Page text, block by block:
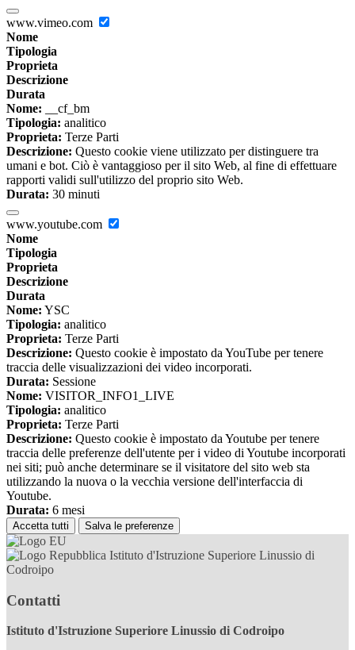
www.vimeo.com
Nome
Tipologia
Proprieta
Descrizione
Durata
Nome: __cf_bm
Tipologia: analitico
Proprieta: Terze Parti
Descrizione: Questo cookie viene utilizzato per distinguere tra
umani e bot. Ciò è vantaggioso per il sito Web, al fine di effettuare
rapporti validi sull'utilizzo del proprio sito Web.
Durata: 30 minuti
www.youtube.com
Nome
Tipologia
Proprieta
Descrizione
Durata
Nome: YSC
Tipologia: analitico
Proprieta: Terze Parti
Descrizione: Questo cookie è impostato da YouTube per tenere
traccia delle visualizzazioni dei video incorporati.
Durata: Sessione
Nome: VISITOR_INFO1_LIVE
Tipologia: analitico
Proprieta: Terze Parti
Descrizione: Questo cookie è impostato da Youtube per tenere
traccia delle preferenze dell'utente per i video di Youtube incorporati
nei siti; può anche determinare se il visitatore del sito web sta
utilizzando la nuova o la vecchia versione dell'interfaccia di
Youtube.
Durata: 6 mesi
Accetta tutti Salva le preferenze
Istituto d'Istruzione Superiore Linussio di
Codroipo
Contatti
Istituto d'Istruzione Superiore Linussio di Codroipo